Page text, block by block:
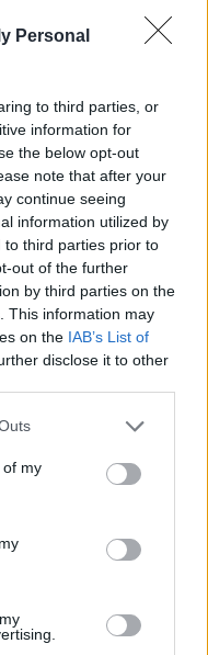
Personal
to third parties, or
information for
the below opt-out
note that after your
continue seeing
information utilized by
to third parties prior to
out of the further
by third parties on the
This information may
on the IAB’s List of
disclose it to other
of my
Ramën dhe
si mburojë për aferat
Esim for Greece|